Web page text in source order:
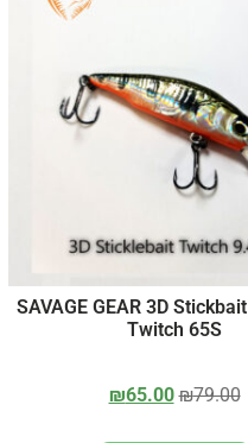
סבאג' גיר SAVAGE GEAR 3D Stickbait
Twitch 65S
₪79.00
₪65.00